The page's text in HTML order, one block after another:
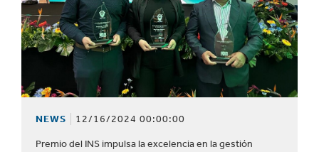
NEWS 12/16/2024 00:00:00
Premio del INS impulsa la excelencia en la gestión